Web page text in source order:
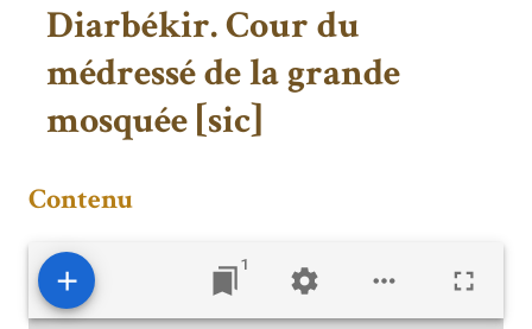
Diarbékir. Cour du
médressé de la grande
mosquée [sic]
Contenu
1